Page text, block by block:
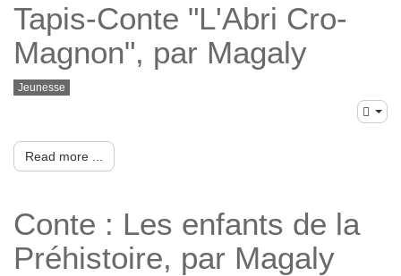
Tapis-Conte "L'Abri Cro-
Magnon", par Magaly
Jeunesse
Read more ...
Conte : Les enfants de la
Préhistoire, par Magaly